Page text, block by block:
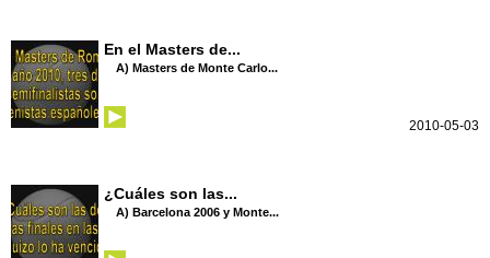
En el Masters de...
A) Masters de Monte Carlo...
2010-05-03
¿Cuáles son las...
A) Barcelona 2006 y Monte...